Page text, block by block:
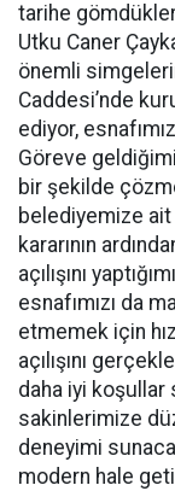
tarihe
Utku Caner
önemli
Caddesi’nde
ediyor,
Göreve
bir şekilde
belediyemize ait
kararının
açılışını
esnafımızı da
etmemek için
açılışını
daha iyi koşullar
sakinlerimize
deneyimi
modern hale